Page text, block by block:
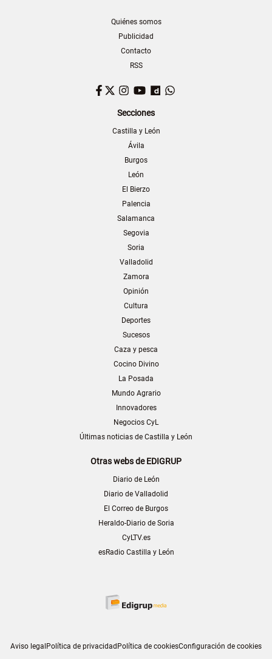
Quiénes somos
Publicidad
Contacto
RSS
Facebook
TwitterInstagram
YouTubeDailymotion
Secciones
Castilla y León
Ávila
Burgos
León
El Bierzo
Palencia
Salamanca
Segovia
Soria
Valladolid
Zamora
Opinión
Cultura
Deportes
Sucesos
Caza y pesca
Cocino Divino
La Posada
Mundo Agrario
Innovadores
Negocios CyL
Últimas noticias de Castilla y León
Otras webs de EDIGRUP
Diario de León
Diario de Valladolid
El Correo de Burgos
Heraldo-Diario de Soria
CyLTV.es
esRadio Castilla y León
Aviso legal Política de privacidad Política de cookiesConfiguración de cookies